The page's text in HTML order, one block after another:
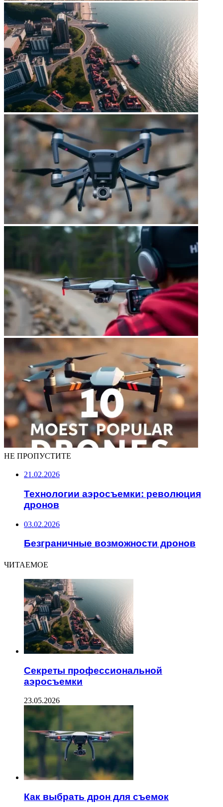
НЕ ПРОПУСТИТЕ
21.02.2026
Технологии аэросъемки: революция
дронов
03.02.2026
Безграничные возможности дронов
ЧИТАЕМОЕ
Секреты профессиональной
аэросъемки
23.05.2026
Как выбрать дрон для съемок